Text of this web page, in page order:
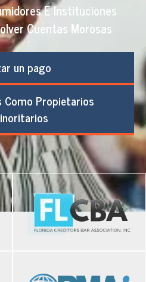
E Instituciones
Cuentas Morosas
un pago
Como Propietarios